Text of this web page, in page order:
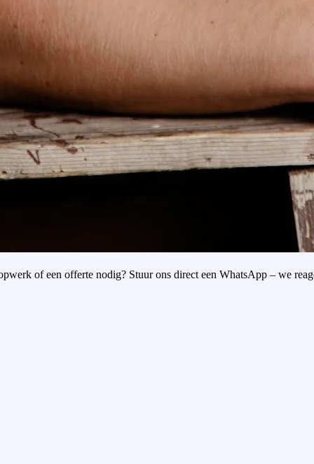
of een offerte nodig? Stuur ons direct een WhatsApp – we